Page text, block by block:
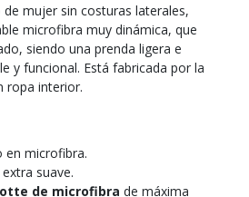
mujer sin costuras laterales,
microfibra muy dinámica, que
siendo una prenda ligera e
y funcional. Está fabricada por la
ropa interior.
en microfibra.
suave.
de microfibra de máxima